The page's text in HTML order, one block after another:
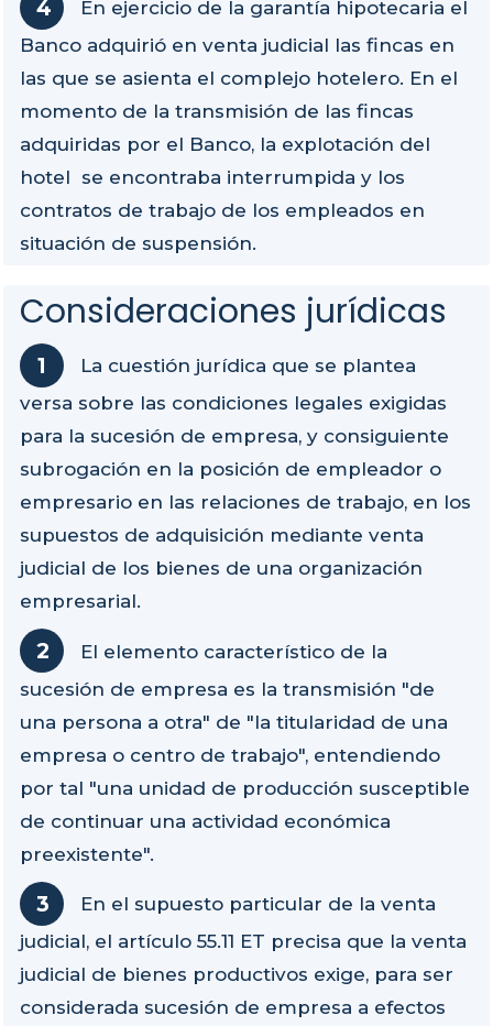
En ejercicio de la garantía hipotecaria el
Banco adquirió en venta judicial las fincas en
las que se asienta el complejo hotelero. En el
momento de la transmisión de las fincas
adquiridas por el Banco, la explotación del
hotel se encontraba interrumpida y los
contratos de trabajo de los empleados en
situación de suspensión.
Consideraciones jurídicas
La cuestión jurídica que se plantea
versa sobre las condiciones legales exigidas
para la sucesión de empresa, y consiguiente
subrogación en la posición de empleador o
empresario en las relaciones de trabajo, en los
supuestos de adquisición mediante venta
judicial de los bienes de una organización
empresarial.
El elemento característico de la
sucesión de empresa es la transmisión "de
una persona a otra" de "la titularidad de una
empresa o centro de trabajo", entendiendo
por tal "una unidad de producción susceptible
de continuar una actividad económica
preexistente".
En el supuesto particular de la venta
judicial, el artículo 55.11 ET precisa que la venta
judicial de bienes productivos exige, para ser
considerada sucesión de empresa a efectos